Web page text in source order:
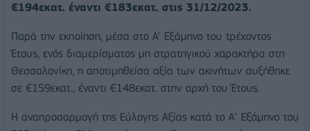
€194εκατ. έναντι €183εκατ. στις 31/12/2023.
Παρά την εκποίηση, μέσα στο A’ Εξάμηνο του τρέχοντος
Έτους, ενός διαμερίσματος μη στρατηγικού χαρακτήρα στη
Θεσσαλονίκη, η αποτιμηθείσα αξία των ακινήτων αυξήθηκε
σε €159εκατ., έναντι €148εκατ. στην αρχή του Έτους.
Η αναπροσαρμογή της Εύλογης Αξίας κατά το Α’ Εξάμηνο του